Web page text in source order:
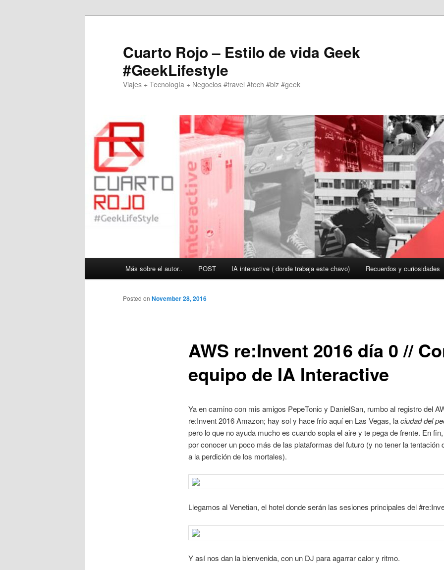
Cuarto Rojo – Estilo de vida Geek
#GeekLifestyle
Viajes + Tecnología + Negocios #travel #tech #biz #geek
Más sobre el autor.. POST IA interactive ( donde trabaja este chavo) Recuerdos y curiosidades
AWS re:Invent 2016 día 0 //
equipo de IA Interactive
Posted on November 28, 2016
Ya en camino con mis amigos PepeTonic y DanielSan, rumbo al registro del
re:Invent 2016 Amazon; hay sol y hace frío aquí en Las Vegas, laciudad del
pero lo que no ayuda mucho es cuando sopla el aire y te pega de frente. En
por conocer un poco más de las plataformas del futuro (y no tener la tentación
a la perdición de los mortales).
Llegamos al Venetian, el hotel donde serán las sesiones principales del
Y así nos dan la bienvenida, con un DJ para agarrar calor y ritmo.